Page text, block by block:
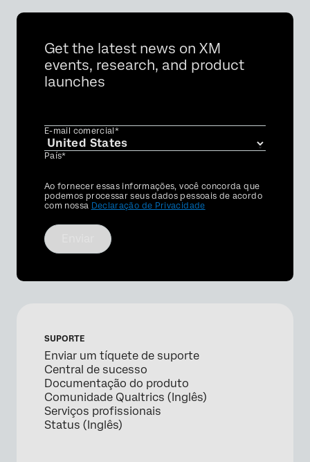
Get the latest news on XM
events, research, and product
launches
E-mail comercial*
País*
Privacy
Optin
Ao fornecer essas informações, você concorda que
podemos processar seus dados pessoais de acordo
com nossa Declaração de Privacidade
SUPORTE
Enviar um tíquete de suporte
Central de sucesso
Documentação do produto
Comunidade Qualtrics (Inglês)
Serviços profissionais
Status (Inglês)